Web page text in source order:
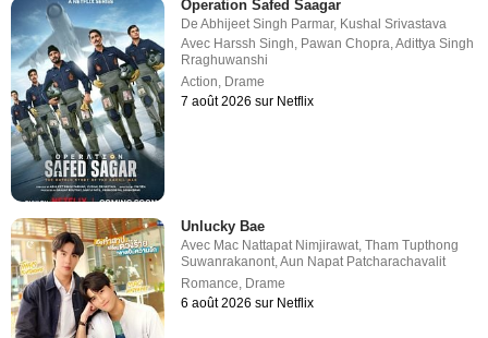
Operation Safed Saagar
DeAbhijeet Singh Parmar, Kushal Srivastava
Avec Harssh Singh Pawan Chopra ,Adittya Singh
Rraghuwanshi
Action Drame
7 août 2026 sur Netflix
Unlucky Bae
Avec Mac Nattapat Nimjirawat,Tham Tupthong
Suwanrakanont,Aun Napat Patcharachavalit
Romance, Drame
6 août 2026 sur Netflix